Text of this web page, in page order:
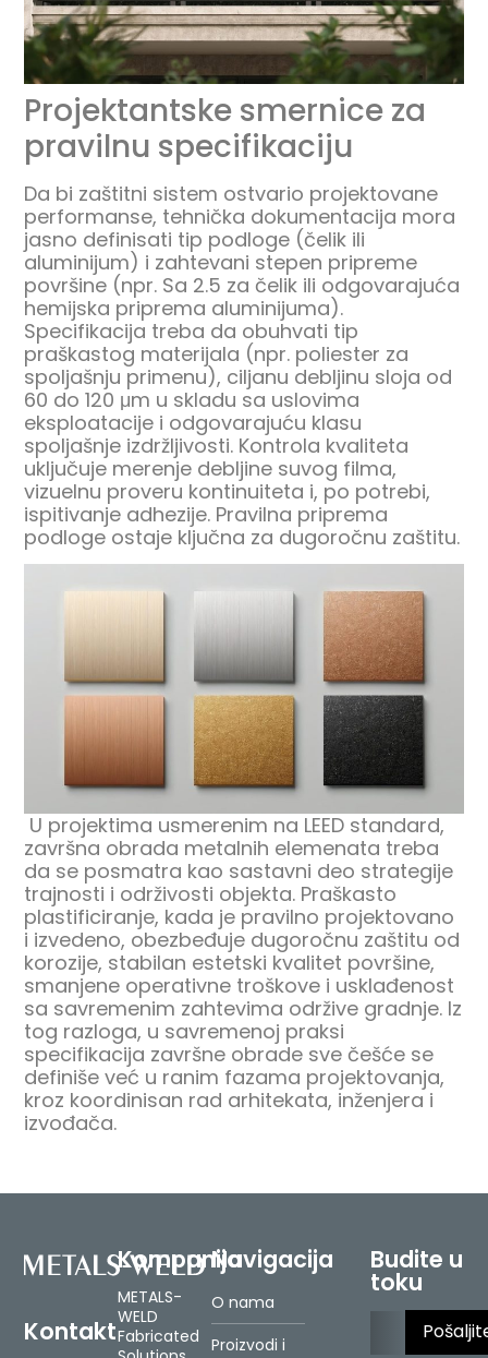
Projektantske smernice za
pravilnu specifikaciju
Da bi zaštitni sistem ostvario projektovane
performanse, tehnička dokumentacija mora
jasno definisati tip podloge (čelik ili
aluminijum) i zahtevani stepen pripreme
površine (npr. Sa 2.5 za čelik ili odgovarajuća
hemijska priprema aluminijuma).
Specifikacija treba da obuhvati tip
praškastog materijala (npr. poliester za
spoljašnju primenu), ciljanu debljinu sloja od
60 do 120 μm u skladu sa uslovima
eksploatacije i odgovarajuću klasu
spoljašnje izdržljivosti. Kontrola kvaliteta
uključuje merenje debljine suvog filma,
vizuelnu proveru kontinuiteta i, po potrebi,
ispitivanje adhezije. Pravilna priprema
podloge ostaje ključna za dugoročnu zaštitu.
U projektima usmerenim na LEED standard,
završna obrada metalnih elemenata treba
da se posmatra kao sastavni deo strategije
trajnosti i održivosti objekta. Praškasto
plastificiranje, kada je pravilno projektovano
i izvedeno, obezbeđuje dugoročnu zaštitu od
korozije, stabilan estetski kvalitet površine,
smanjene operativne troškove i usklađenost
sa savremenim zahtevima održive gradnje. Iz
tog razloga, u savremenoj praksi
specifikacija završne obrade sve češće se
definiše već u ranim fazama projektovanja,
kroz koordinisan rad arhitekata, inženjera i
izvođača.
Kontakt
Kompanija
METALS-
WELD
Fabricated
Navigacija
O nama
Proizvodi i
Budite u
toku
Please